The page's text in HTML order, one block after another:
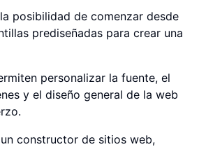
posibilidad de comenzar desde
prediseñadas para crear una
personalizar la fuente, el
y el diseño general de la web
constructor de sitios web,